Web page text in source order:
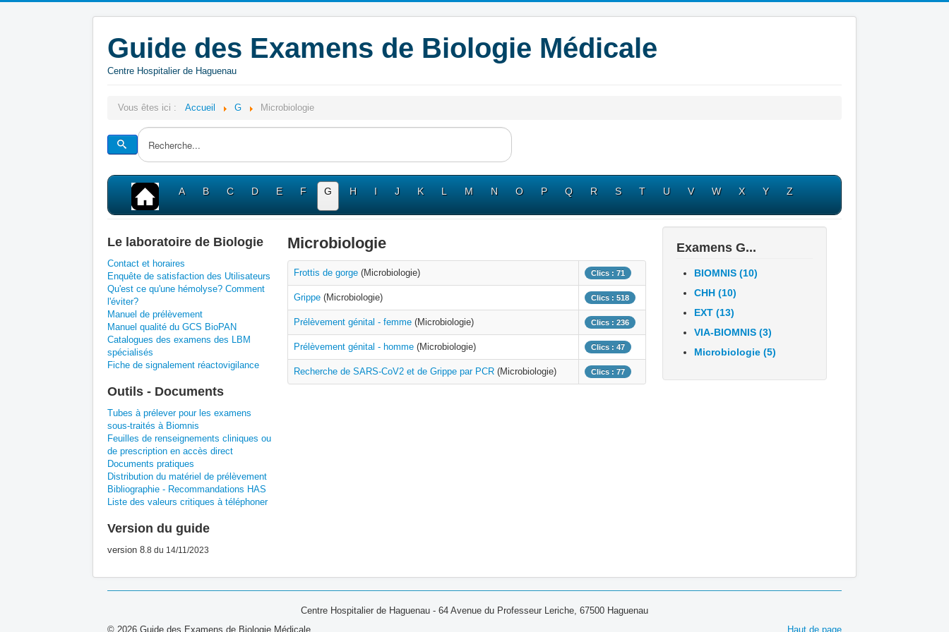
Guide des Examens de Biologie Médicale
Centre Hospitalier de Haguenau
Vous êtes ici : Accueil G Microbiologie
A B C D E F G H I J K L M N O P Q R S T U V W X Y Z
Le laboratoire de Biologie
Contact et horaires
Enquête de satisfaction des Utilisateurs
Qu'est ce qu'une hémolyse? Comment
l'éviter?
Manuel de prélèvement
Manuel qualité du GCS BioPAN
Catalogues des examens des LBM
spécialisés
Fiche de signalement réactovigilance
Outils - Documents
Tubes à prélever pour les examens
sous-traités à Biomnis
Feuilles de renseignements cliniques ou
de prescription en accès direct
Documents pratiques
Distribution du matériel de prélèvement
Bibliographie - Recommandations HAS
Liste des valeurs critiques à téléphoner
Version du guide
version 8.8 du 14/11/2023
Microbiologie
Frottis de gorge(Microbiologie) Clics : 71
Grippe(Microbiologie) Clics : 518
Prélèvement génital - femme(Microbiologie) Clics : 236
Prélèvement génital - homme(Microbiologie) Clics : 47
Recherche de SARS-CoV2 et de Grippe par PCR(Microbiologie) Clics : 77
Examens G...
BIOMNIS (10)
CHH (10)
EXT (13)
VIA-BIOMNIS (3)
Microbiologie (5)
Centre Hospitalier de Haguenau - 64 Avenue du Professeur Leriche, 67500 Haguenau
Haut de page
© 2026 Guide des Examens de Biologie Médicale